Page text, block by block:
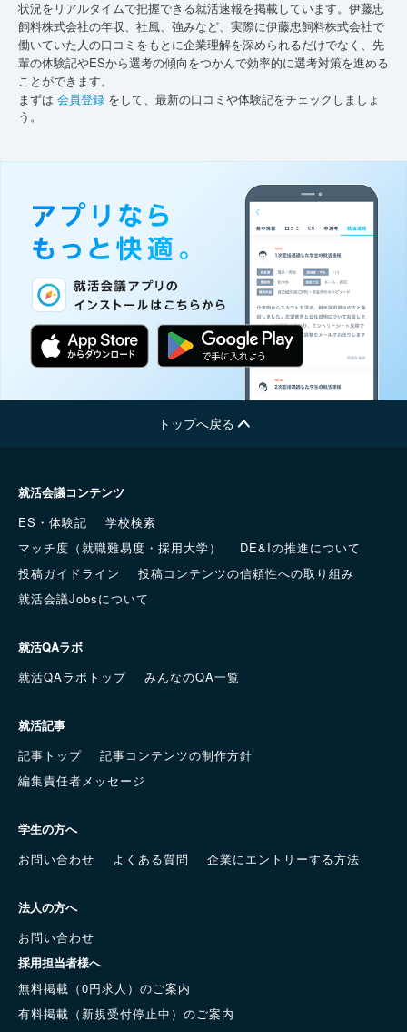
状況をリアルタイムで把握できる就活速報を掲載しています。伊藤忠
飼料株式会社の年収、社風、強みなど、実際に伊藤忠飼料株式会社で
働いていた人の口コミをもとに企業理解を深められるだけでなく、先
輩の体験記やESから選考の傾向をつかんで効率的に選考対策を進める
ことができます。
まずは 会員登録 をして、最新の口コミや体験記をチェックしましょ
う。
トップへ戻る
就活会議コンテンツ
ES・体験記
学校検索
マッチ度（就職難易度・採用大学）
DE&Iの推進について
投稿ガイドライン
投稿コンテンツの信頼性への取り組み
就活会議Jobsについて
就活QAラボ
就活QAラボトップ
みんなのQA一覧
就活記事
記事トップ
記事コンテンツの制作方針
編集責任者メッセージ
学生の方へ
お問い合わせ
よくある質問 企業にエントリーする方法
法人の方へ
お問い合わせ
採用担当者様へ
無料掲載（0円求人）のご案内
有料掲載（新規受付停止中）のご案内